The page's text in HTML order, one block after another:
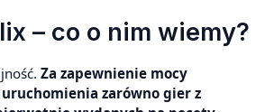
– co o nim wiemy?
Za zapewnienie mocy
zarówno gier z